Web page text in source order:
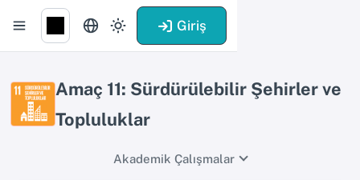
Giriş
Amaç 11: Sürdürülebilir Şehirler ve
Topluluklar
Akademik Çalışmalar